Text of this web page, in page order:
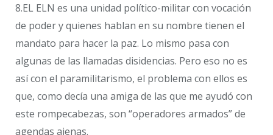
8.EL ELN es una unidad político-militar con vocación
de poder y quienes hablan en su nombre tienen el
mandato para hacer la paz. Lo mismo pasa con
algunas de las llamadas disidencias. Pero eso no es
así con el paramilitarismo, el problema con ellos es
que, como decía una amiga de las que me ayudó con
este rompecabezas, son “operadores armados” de
agendas ajenas.